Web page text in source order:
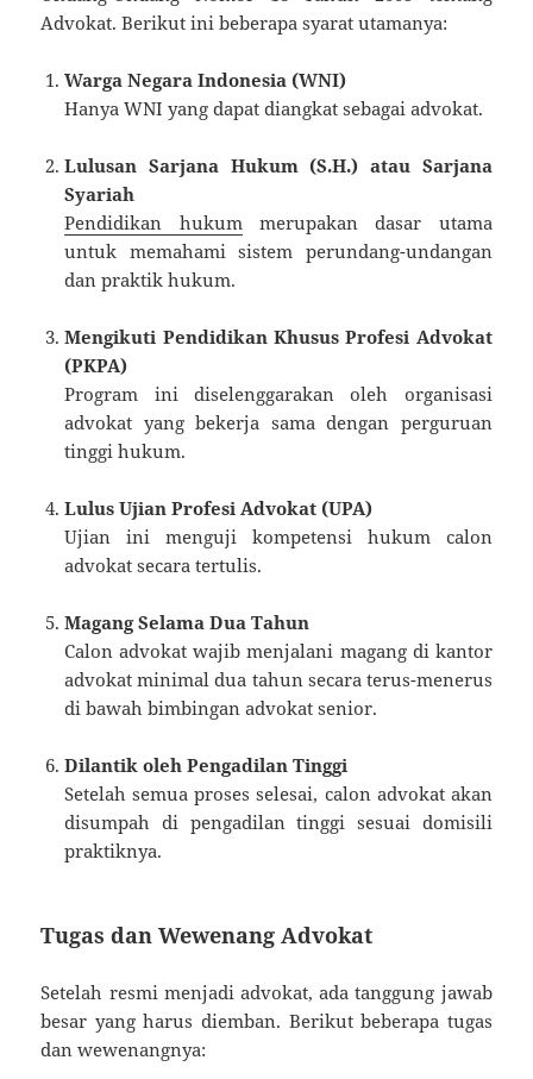
Advokat. Berikut ini beberapa syarat utamanya:
Warga Negara Indonesia (WNI)
Hanya WNI yang dapat diangkat sebagai advokat.
Lulusan Sarjana Hukum (S.H.) atau Sarjana
Syariah
Pendidikan hukum merupakan dasar utama
untuk memahami sistem perundang-undangan
dan praktik hukum.
Mengikuti Pendidikan Khusus Profesi Advokat
(PKPA)
Program ini diselenggarakan oleh organisasi
advokat yang bekerja sama dengan perguruan
tinggi hukum.
Lulus Ujian Profesi Advokat (UPA)
Ujian ini menguji kompetensi hukum calon
advokat secara tertulis.
Magang Selama Dua Tahun
Calon advokat wajib menjalani magang di kantor
advokat minimal dua tahun secara terus-menerus
di bawah bimbingan advokat senior.
Dilantik oleh Pengadilan Tinggi
Setelah semua proses selesai, calon advokat akan
disumpah di pengadilan tinggi sesuai domisili
praktiknya.
Tugas dan Wewenang Advokat
Setelah resmi menjadi advokat, ada tanggung jawab
besar yang harus diemban. Berikut beberapa tugas
dan wewenangnya: